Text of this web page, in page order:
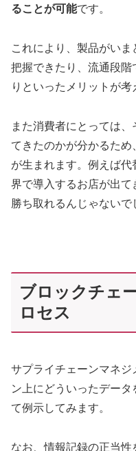
ることが可能です。
これにより、製品がい
把握できたり、流通段階
りといったメリットが考
また消費者にとっては
てきたのかが分かるた
が生まれます。例えば
界で導入するお店が出
勝ち取れるんじゃないで
ブロックチェ
ロセス
サプライチェーンマネ
ン上にどういったデー
て例示してみます。
なお、情報記録の正当